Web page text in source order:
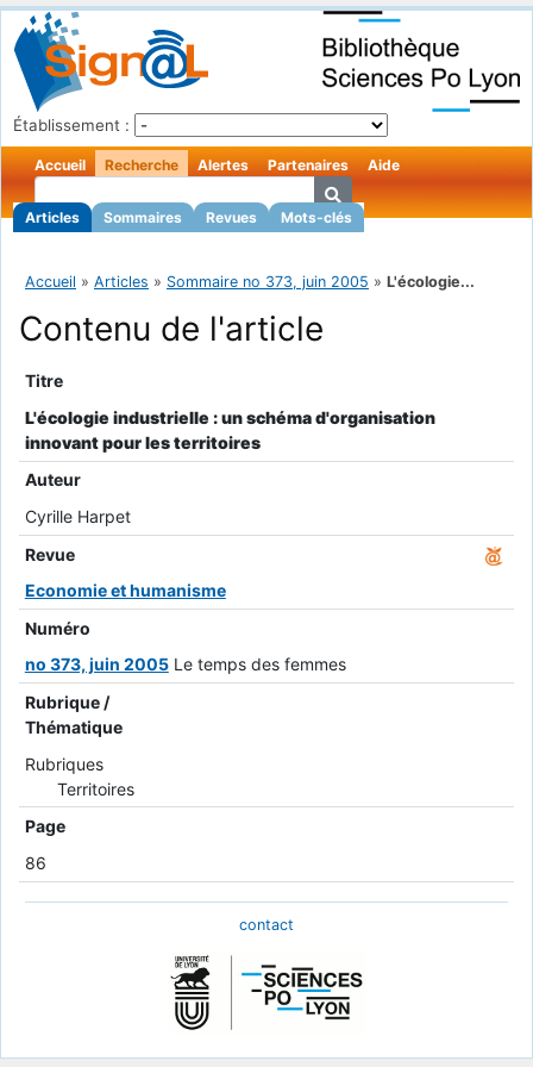
Établissement :
Accueil Recherche
Articles Sommaires Revues Mots-clés
Alertes Partenaires Aide
Accueil » Articles » Sommaire no 373, juin 2005 » L'écologie...
Contenu de l'article
Titre
L'écologie industrielle : un schéma d'organisation
innovant pour les territoires
Auteur
Cyrille Harpet
Revue
Economie et humanisme
Numéro
no 373, juin 2005 Le temps des femmes
Rubrique /
Thématique
Rubriques
Territoires
Page
86
contact